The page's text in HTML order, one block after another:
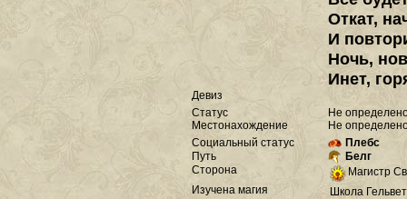
Откат,
И
Ночь,
Инет,
Девиз
Статус
Не
Местонахождение
Не
Социальный статус
Плебс
Путь
Белг
Сторона
Магистр
Изучена магия
Школа